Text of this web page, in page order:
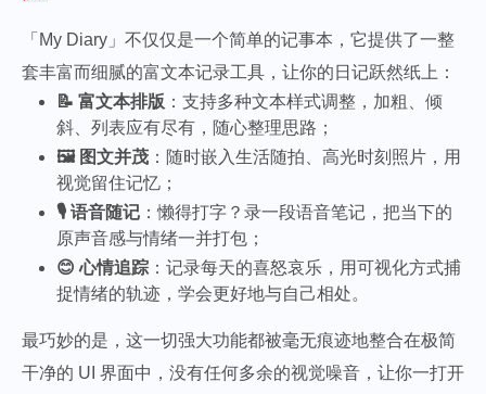
「My Diary」不仅仅是一个简单的记事本，它提供了一整
套丰富而细腻的富文本记录工具，让你的日记跃然纸上：
📝 富文本排版 ：支持多种文本样式调整，加粗、倾
斜、列表应有尽有，随心整理思路；
🖼️ 图文并茂 ：随时嵌入生活随拍、高光时刻照片，用
视觉留住记忆；
🎙️ 语音随记 ：懒得打字？录一段语音笔记，把当下的
原声音感与情绪一并打包；
😊 心情追踪 ：记录每天的喜怒哀乐，用可视化方式捕
捉情绪的轨迹，学会更好地与自己相处。
最巧妙的是，这一切强大功能都被毫无痕迹地整合在极简
干净的 UI 界面中，没有任何多余的视觉噪音，让你一打开